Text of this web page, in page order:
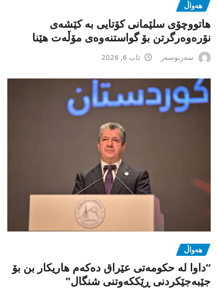
هەواڵ
هاتووچۆی سلێمانی کۆتایی بە کێشەی
نۆرەوەرگرتن بۆ گواستنەوەی مۆڵەت هێنا
سەرنوسەر ئاب 6, 2026
هەواڵ
“داوا لە حكومەتی عێراق دەكەم هاریكار بن بۆ
جێبەجێكردنی ڕێككەوتنی شنگال”